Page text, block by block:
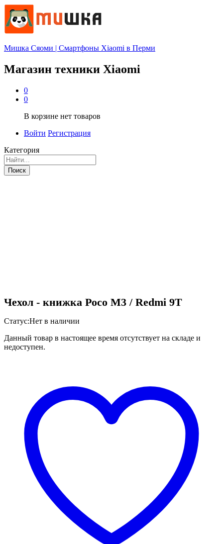
Мишка Сяоми | Смартфоны Xiaomi в Перми
Магазин техники Xiaomi
0
0
В корзине нет товаров
Войти Регистрация
Категория
Поиск
Чехол - книжка Poco M3 / Redmi 9T
Статус:Нет в наличии
Данный товар в настоящее время отсутствует на складе и
недоступен.